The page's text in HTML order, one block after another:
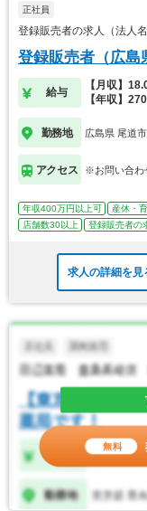
正社員
登録販売者の求人（法人
登録販売者（広島
給与
【月収】
【年収】
勤務地 広島県 尾道市
アクセス ※お問い合わ
年収400万円以上可 産休・
店舗数30以上
登録販売者の
求人の詳細を見